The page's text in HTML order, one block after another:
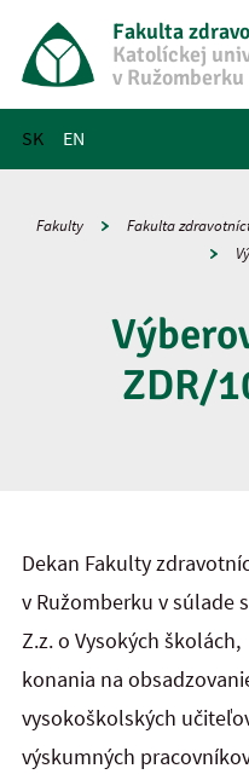
Fakulta
Katolíckej
v Ružomberku
SK EN
Hlavné menu
Fakulty Fakulta
ZDR/
Dekan Fakulty
v Ružomberku v súlade
Z.z. o Vysokých
konania na
vysokoškolských
výskumných